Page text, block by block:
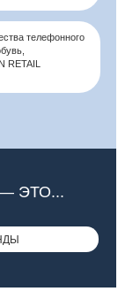
телефонного
RETAIL
— ЭТО...